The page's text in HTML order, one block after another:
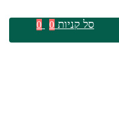
סל קניות 0
0